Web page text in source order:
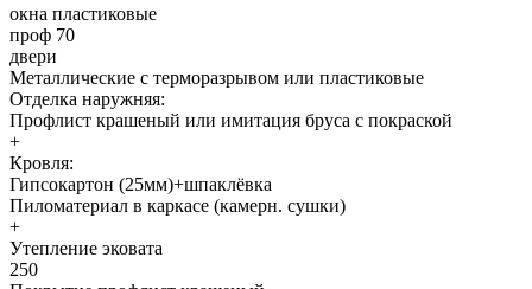
окна пластиковые
проф 70
двери
Металлические с терморазрывом или пластиковые
Отделка наружняя:
Профлист крашеный или имитация бруса с покраской
+
Кровля:
Гипсокартон (25мм)+шпаклёвка
Пиломатериал в каркасе (камерн. сушки)
+
Утепление эковата
250